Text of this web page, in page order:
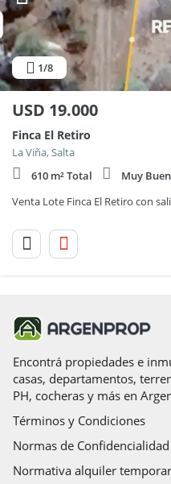
1/8
USD 19.000
Finca El Retiro
La Viña, Salta
610 m² Total
Muy
Venta Lote Finca El Retiro con
Encontrá propiedades e
casas, departamentos,
PH, cocheras y más en
Términos y Condiciones
Normas de
Normativa alquiler